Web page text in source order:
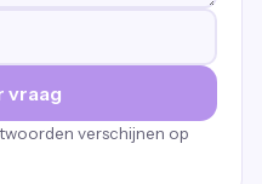
vraag
verschijnen op